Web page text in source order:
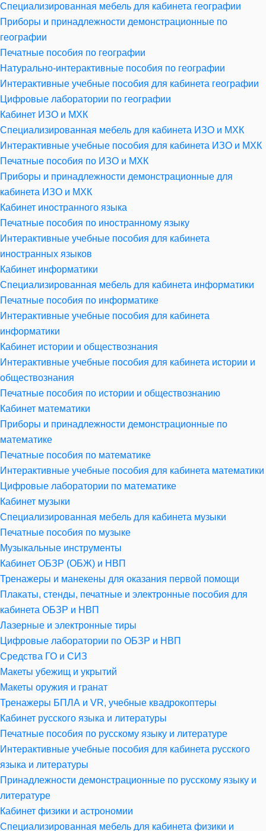
Специализированная мебель для кабинета географии
Приборы и принадлежности демонстрационные по
географии
Печатные пособия по географии
Натурально-интерактивные пособия по географии
Интерактивные учебные пособия для кабинета географии
Цифровые лаборатории по географии
Кабинет ИЗО и МХК
Специализированная мебель для кабинета ИЗО и МХК
Интерактивные учебные пособия для кабинета ИЗО и МХК
Печатные пособия по ИЗО и МХК
Приборы и принадлежности демонстрационные для
кабинета ИЗО и МХК
Кабинет иностранного языка
Печатные пособия по иностранному языку
Интерактивные учебные пособия для кабинета
иностранных языков
Кабинет информатики
Специализированная мебель для кабинета информатики
Печатные пособия по информатике
Интерактивные учебные пособия для кабинета
информатики
Кабинет истории и обществознания
Интерактивные учебные пособия для кабинета истории и
обществознания
Печатные пособия по истории и обществознанию
Кабинет математики
Приборы и принадлежности демонстрационные по
математике
Печатные пособия по математике
Интерактивные учебные пособия для кабинета математики
Цифровые лаборатории по математике
Кабинет музыки
Специализированная мебель для кабинета музыки
Печатные пособия по музыке
Музыкальные инструменты
Кабинет ОБЗР (ОБЖ) и НВП
Тренажеры и манекены для оказания первой помощи
Плакаты, стенды, печатные и электронные пособия для
кабинета ОБЗР и НВП
Лазерные и электронные тиры
Цифровые лаборатории по ОБЗР и НВП
Средства ГО и СИЗ
Макеты убежищ и укрытий
Макеты оружия и гранат
Тренажеры БПЛА и VR, учебные квадрокоптеры
Кабинет русского языка и литературы
Печатные пособия по русскому языку и литературе
Интерактивные учебные пособия для кабинета русского
языка и литературы
Принадлежности демонстрационные по русскому языку и
литературе
Кабинет физики и астрономии
Специализированная мебель для кабинета физики и